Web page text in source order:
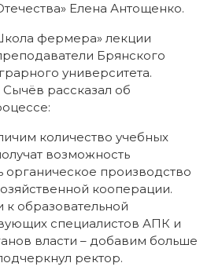
Елена Антощенко.
фермера» лекции
Брянского
университета.
рассказал об
количество учебных
возможность
органическое производство
кооперации.
образовательной
специалистов АПК и
власти – добавим больше
ректор.